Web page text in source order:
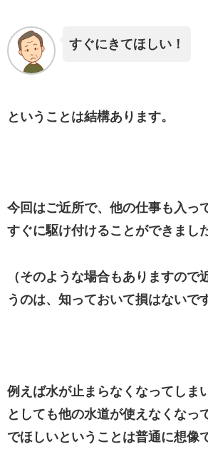
すぐにきてほしい！
ということは結構あります。
今回はご近所で、他の仕事も入っ
すぐに駆け付けることができまし
（そのような場合もありますので
うのは、知っておいて損はないで
例えば水が止まらなくなってしま
としても他の水道が使えなくなっ
でほしいということは普通に想像